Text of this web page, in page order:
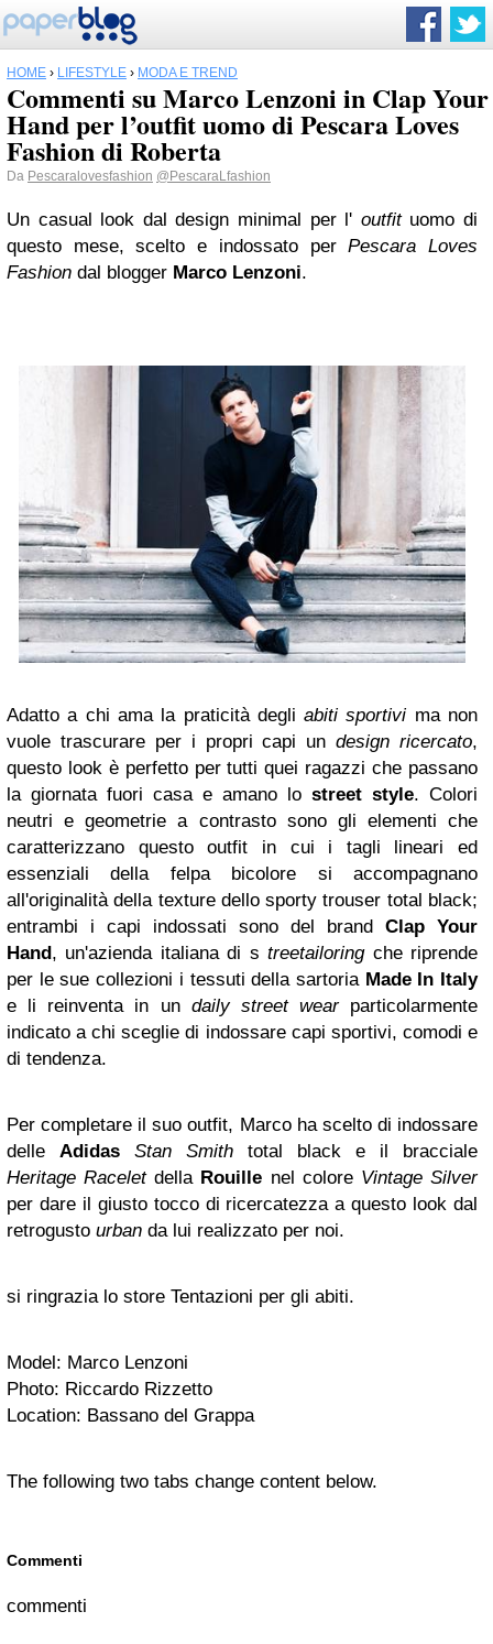
HOME › LIFESTYLE › MODA E TREND
Commenti su Marco Lenzoni in Clap Your
Hand per l’outfit uomo di Pescara Loves
Fashion di Roberta
Da Pescaralovesfashion @PescaraLfashion
Un casual look dal design minimal per l' outfituomo di
questo mese, scelto e indossato perPescara Loves
Fashion dal blogger Marco Lenzoni.
Adatto a chi ama la praticità degliabiti sportivi ma non
vuole trascurare per i propri capi undesign ricercato,
questo look è perfetto per tutti quei ragazzi che passano
la giornata fuori casa e amano lo street style. Colori
neutri e geometrie a contrasto sono gli elementi che
caratterizzano questo outfit in cui i tagli lineari ed
essenziali della felpa bicolore si accompagnano
all'originalità della texture dello sporty trouser total black;
entrambi i capi indossati sono del brand Clap Your
Hand , un'azienda italiana di streetailoringche riprende
per le sue collezioni i tessuti della sartoria Made In Italy
e li reinventa in un daily street wearparticolarmente
indicato a chi sceglie di indossare capi sportivi, comodi e
di tendenza.
Per completare il suo outfit, Marco ha scelto di indossare
delle Adidas Stan Smith total black e il bracciale
Heritage Raceletdella Rouille nel colore Vintage Silver
per dare il giusto tocco di ricercatezza a questo look dal
retrogusto urban da lui realizzato per noi.
si ringrazia lo store Tentazioni per gli abiti.
Model: Marco Lenzoni
Photo: Riccardo Rizzetto
Location: Bassano del Grappa
The following two tabs change content below.
Commenti
commenti